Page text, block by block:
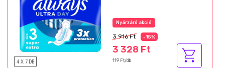
4 X 7 DB
Nyárzáró akció
3 916 Ft -15%
3 328 Ft
119 Ft/db